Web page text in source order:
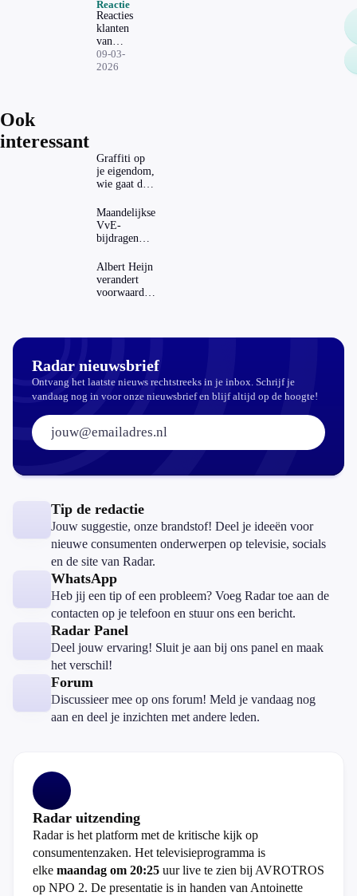
Reactie
Reacties
klanten
van
Solvinity
09-03-
2026
Ook
interessant
Graffiti op
je eigendom,
wie gaat dat
Maandelijkse
VvE-
bijdragen
dat invloed
op je
hypotheek?
Albert Heijn
verandert
voorwaarden
Radar nieuwsbrief
Ontvang het laatste nieuws rechtstreeks in je inbox. Schrijf je
vandaag nog in voor onze nieuwsbrief en blijf altijd op de hoogte!
E-mailadres:
Tip de redactie
Jouw suggestie, onze brandstof! Deel je ideeën voor
nieuwe consumenten onderwerpen op televisie, socials
en de site van Radar.
WhatsApp
Heb jij een tip of een probleem? Voeg Radar toe aan de
contacten op je telefoon en stuur ons een bericht.
Radar Panel
Deel jouw ervaring! Sluit je aan bij ons panel en maak
het verschil!
Forum
Discussieer mee op ons forum! Meld je vandaag nog
aan en deel je inzichten met andere leden.
Radar uitzending
Radar is het platform met de kritische kijk op
consumentenzaken. Het televisieprogramma is
elke maandag om 20:25 uur live te zien bij AVROTROS
op NPO 2. De presentatie is in handen van Antoinette